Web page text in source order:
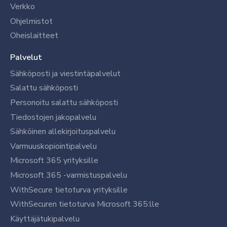
Verkko
Ohjelmistot
Oheislaitteet
Palvelut
Sähköposti ja viestintäpalvelut
Salattu sähköposti
Personoitu salattu sähköposti
Tiedostojen jakopalvelu
Sähköinen allekirjoituspalvelu
Varmuuskopiointipalvelu
Microsoft 365 yrityksille
Microsoft 365 -varmistuspalvelu
WithSecure tietoturva yrityksille
WithSecuren tietoturva Microsoft 365:lle
Käyttäjätukipalvelu